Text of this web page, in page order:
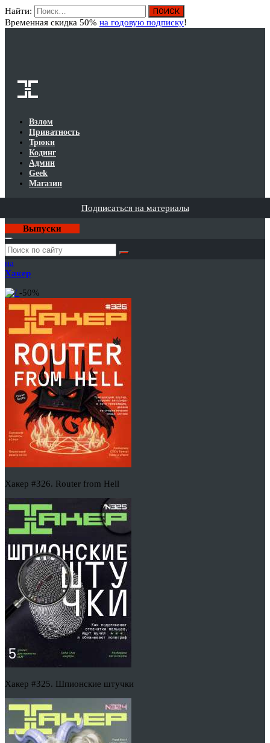
Найти:
Временная скидка 50% на годовую подписку!
Взлом
Приватность
Трюки
Кодинг
Админ
Geek
Магазин
Подписаться на материалы
Выпуски
Годовая
подписка
на
Хакер
-50%
Хакер #326. Router from Hell
Хакер #325. Шпионские штучки